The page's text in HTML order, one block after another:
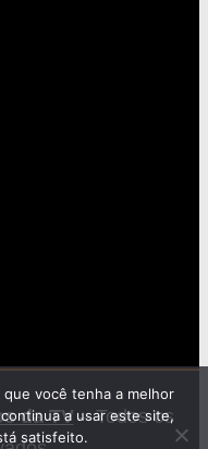
da TV– Todos os
você tenha a melhor
a usar este site,
satisfeito.